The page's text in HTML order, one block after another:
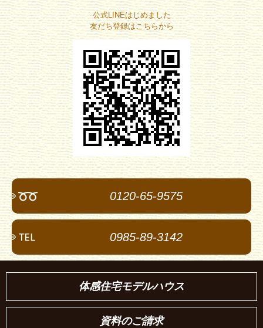
公式LINEはじめました
友だち登録はこちらから
0120-65-9575
0985-89-3142
体感住宅モデルハウス
資料のご請求